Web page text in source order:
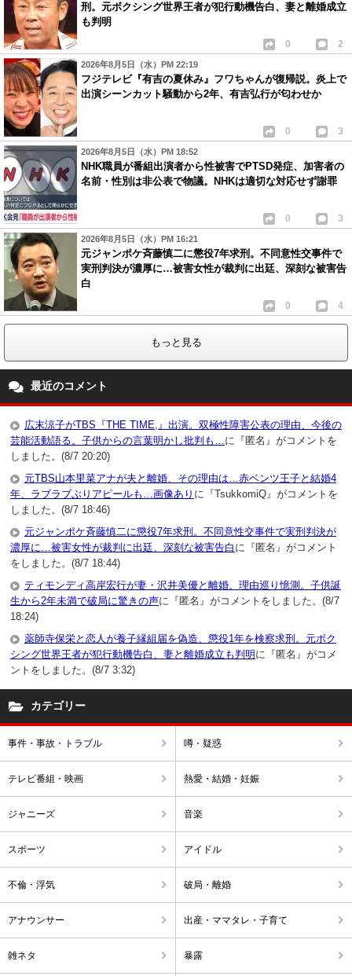
刑。元ボクシング世界王者が犯行動機告白、妻と離婚成立
も判明
0 2
2026年8月5日（水）PM 22:19
フジテレビ『有吉の夏休み』フワちゃんが復帰説。炎上で
出演シーンカット騒動から2年、有吉弘行が匂わせか
0 3
2026年8月5日（水）PM 18:52
NHK職員が番組出演者から性被害でPTSD発症、加害者の
名前・性別は非公表で物議。NHKは適切な対応せず謝罪
0 3
2026年8月5日（水）PM 16:21
元ジャンポケ斉藤慎二に懲役7年求刑。不同意性交事件で
実刑判決が濃厚に…被害女性が裁判に出廷、深刻な被害告
白
0 4
もっと見る
最近のコメント
広末涼子がTBS『THE TIME,』出演。双極性障害公表の理由、今後の
芸能活動語る。子供からの言葉明かし批判も…に『匿名』がコメントを
しました。(8/7 20:20)
元TBS山本里菜アナが夫と離婚、その理由は…赤ベンツ王子と結婚4
年、ラブラブぶりアピールも…画像あり に『TsukkomiQ』がコメントを
しました。(8/7 18:46)
元ジャンポケ斉藤慎二に懲役7年求刑。不同意性交事件で実刑判決が
濃厚に…被害女性が裁判に出廷、深刻な被害告白 に『匿名』がコメント
をしました。(8/7 18:44)
ティモンディ高岸宏行が妻・沢井美優と離婚、理由巡り憶測。子供誕
生から2年未満で破局に驚きの声に『匿名』がコメントをしました。(8/7
18:24)
薬師寺保栄と恋人が養子縁組届を偽造、懲役1年を検察求刑。元ボク
シング世界王者が犯行動機告白、妻と離婚成立も判明 に『匿名』がコメ
ントをしました。(8/7 3:32)
カテゴリー
事件・事故・トラブル 噂・疑惑
テレビ番組・映画 熱愛・結婚・妊娠
ジャニーズ 音楽
スポーツ アイドル
不倫・浮気 破局・離婚
アナウンサー 出産・ママタレ・子育て
雑ネタ 暴露